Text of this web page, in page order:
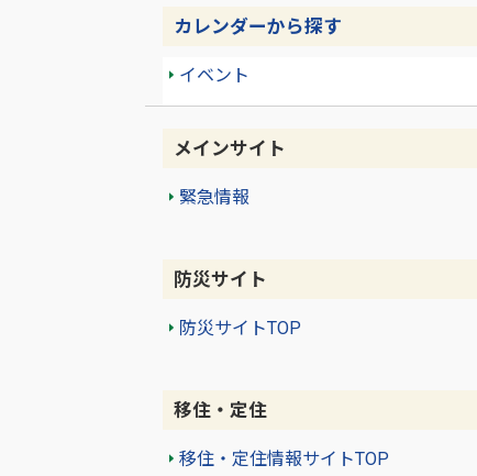
カレンダーから探す
イベント
メインサイト
緊急情報
防災サイト
防災サイトTOP
移住・定住
移住・定住情報サイトTOP